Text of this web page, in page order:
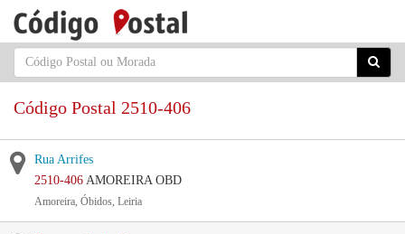
Código Postal 2510-406
Rua Arrifes
2510-406 AMOREIRA OBD
Amoreira, Óbidos, Leiria